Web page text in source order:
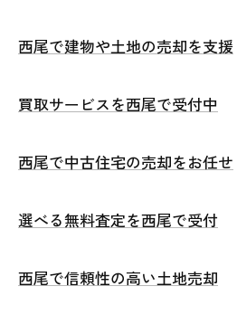
西尾で建物や土地の売却を支援
買取サービスを西尾で受付中
西尾で中古住宅の売却をお任せ
選べる無料査定を西尾で受付
西尾で信頼性の高い土地売却